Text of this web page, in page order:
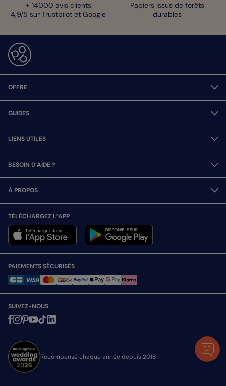
+ 14000 avis clients
4,9/5 sur Trustpilot et Google
Papiers issus de forêts
durables
OFFRE
GUIDES
LIENS UTILES
BESOIN D’AIDE ?
À PROPOS
TÉLÉCHARGEZ L’APP
PAIEMENTS SÉCURISÉS
SUIVEZ-NOUS
Récompensé chaque année depuis 2016